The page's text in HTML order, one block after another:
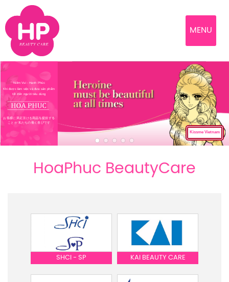
MENU
Niềm Vui - Hạnh Phúc
Khi được làm việc và đưa sản phẩm
tốt đến người tiêu dùng
お客様に満足頂ける商品を提供する
ことが 私たちの働く喜びです
Kissme Vietnam
HoaPhuc BeautyCare
SHCI - SP KAI BEAUTY CARE